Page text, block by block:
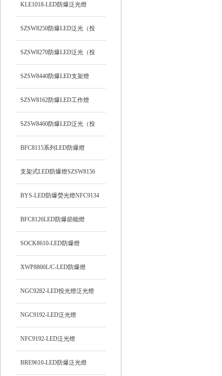
支架式
KLE1018-LED防爆泛光燈
SZSW8250防爆LED泛光（投
光）工作燈
SZSW8270防爆LED泛光（投
光）燈
SZSW8440防爆LED支架燈
SZSW8162防爆LED工作燈
SZSW8460防爆LED泛光（投
光）工作燈
BFC8115系列LED防爆燈
支架式LED防爆燈SZSW8156
BYS-LED防爆熒光燈NFC9134
BFC8126LED防爆節能燈
SOCK8610-LED防爆燈
XWP8800L/C-LED防爆燈
NGC9282-LED投光燈泛光燈
NGC9192-LED泛光燈
NFC9192-LED泛光燈
BRE9610-LED防爆泛光燈